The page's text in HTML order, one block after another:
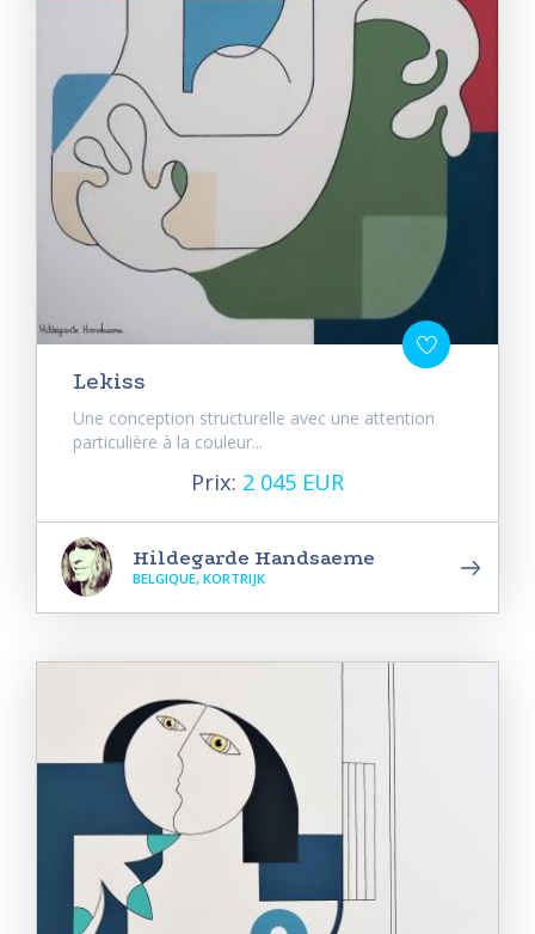
Lekiss
Une conception structurelle avec une attention
particulière à la couleur...
Prix: 2 045 EUR
Hildegarde Handsaeme
BELGIQUE, KORTRIJK